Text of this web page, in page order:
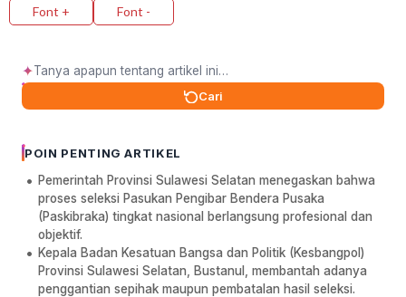
Font + Font -
✦
Cari
POIN PENTING ARTIKEL
Pemerintah Provinsi Sulawesi Selatan menegaskan bahwa
proses seleksi Pasukan Pengibar Bendera Pusaka
(Paskibraka) tingkat nasional berlangsung profesional dan
objektif.
Kepala Badan Kesatuan Bangsa dan Politik (Kesbangpol)
Provinsi Sulawesi Selatan, Bustanul, membantah adanya
penggantian sepihak maupun pembatalan hasil seleksi.